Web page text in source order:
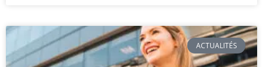
ACTUALITÉS